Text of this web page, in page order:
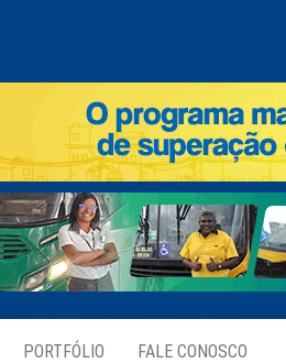
PORTFÓLIO FALE CONOSCO